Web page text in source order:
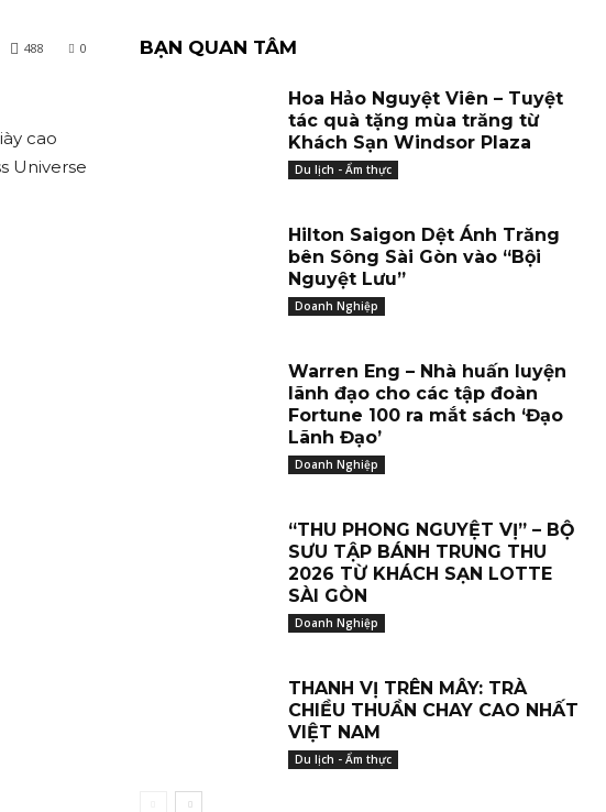
0
488
cao
Universe
BẠN QUAN TÂM
Hoa Hảo Nguyệt Viên – Tuyệt
tác quà tặng mùa trăng từ
Khách Sạn Windsor Plaza
Du lịch - Ẩm thực
Hilton Saigon Dệt Ánh Trăng
bên Sông Sài Gòn vào “Bội
Nguyệt Lưu”
Doanh Nghiệp
Warren Eng – Nhà huấn luyện
lãnh đạo cho các tập đoàn
Fortune 100 ra mắt sách ‘Đạo
Lãnh Đạo’
Doanh Nghiệp
“THU PHONG NGUYỆT VỊ” – BỘ
SƯU TẬP BÁNH TRUNG THU
2026 TỪ KHÁCH SẠN LOTTE
SÀI GÒN
Doanh Nghiệp
THANH VỊ TRÊN MÂY: TRÀ
CHIỀU THUẦN CHAY CAO NHẤT
VIỆT NAM
Du lịch - Ẩm thực